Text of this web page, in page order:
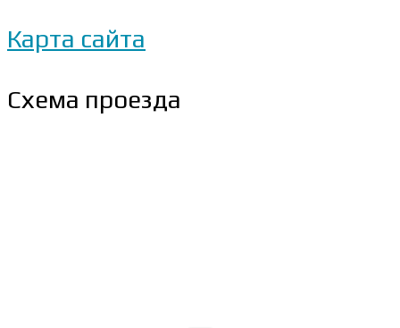
Карта сайта
Схема проезда